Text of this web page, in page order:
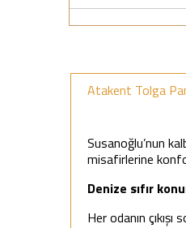
Atakent Tolga
Susanoğlu’nun
misafirlerine
Denize sıfır
Her odanın